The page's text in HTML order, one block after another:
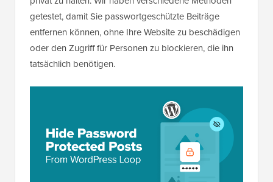
getestet, damit Sie passwortgeschützte Beiträge
entfernen können, ohne Ihre Website zu beschädigen
oder den Zugriff für Personen zu blockieren, die ihn
tatsächlich benötigen.